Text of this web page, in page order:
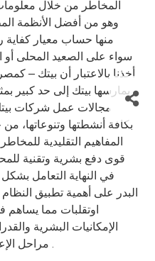
المخاطر من خلال
أخذنا بالاعتبار أن بيتك –
يمارسها بيتك إلى حد كبير
مجالات عمل شركات
بكافة أنشطتها وتنوعاتها،
المفاهيم التقليدية
قوى دفع بشرية وتقنية
في النهاية التعامل
البدر على أهمية تطبيق
اوتقلبات مما يساهم
الإمكانيات البشرية
مراحل الإعداد والتنفيذ ، وهو ما كان محل إشادة من الشركة الموردة للأنظمة مقارنة بخبراتها مع بنوك أخرى في العالم والشركة الاستشارية التي شاركت في الدراسات ومراحل التطبيق .